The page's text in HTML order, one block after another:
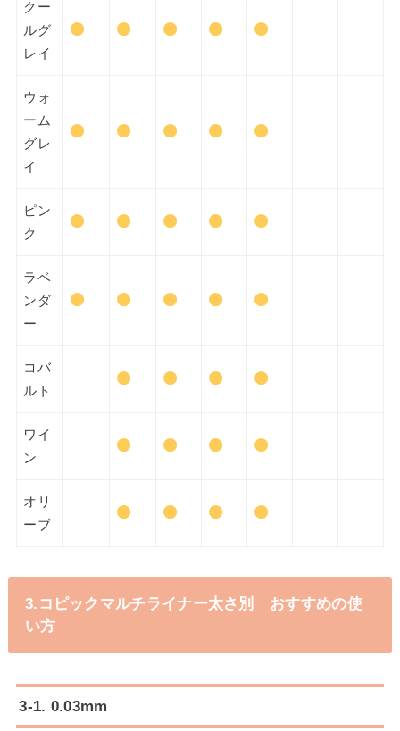
クー
ルグ
レイ
ウォ
ーム
グレ
イ
ピン
ク
ラベ
ンダ
ー
コバ
ルト
ワイ
ン
オリ
ーブ
3.コピックマルチライナー太さ別 おすすめの使
い方
3-1. 0.03mm